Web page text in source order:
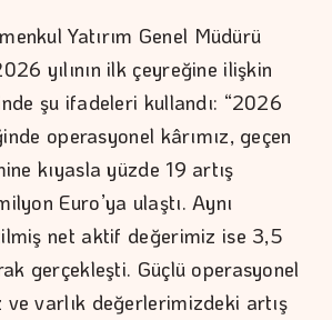
Yatırım Genel Müdürü
yılının ilk çeyreğine ilişkin
şu ifadeleri kullandı: “2026
operasyonel kârımız, geçen
kıyasla yüzde 19 artış
Euro’ya ulaştı. Aynı
net aktif değerimiz ise 3,5
gerçekleşti. Güçlü operasyonel
ve varlık değerlerimizdeki artış